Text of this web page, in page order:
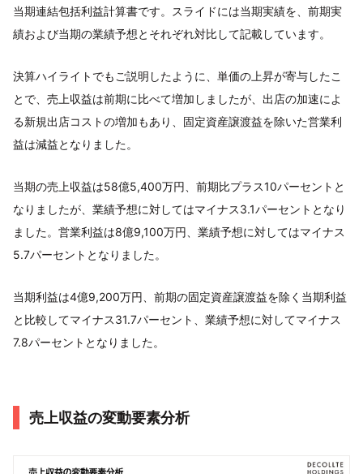
当期連結包括利益計算書です。スライドには当期実績を、前期実
績および当期の業績予想とそれぞれ対比して記載しています。
決算ハイライトでもご説明したように、単価の上昇が寄与したこ
とで、売上収益は前期に比べて増加しましたが、出店の加速によ
る新規出店コストの増加もあり、固定資産譲渡益を除いた営業利
益は減益となりました。
当期の売上収益は58億5,400万円、前期比プラス10パーセントと
なりましたが、業績予想に対してはマイナス3.1パーセントとなり
ました。営業利益は8億9,100万円、業績予想に対してはマイナス
5.7パーセントとなりました。
当期利益は4億9,200万円、前期の固定資産譲渡益を除く当期利益
と比較してマイナス31.7パーセント、業績予想に対してマイナス
7.8パーセントとなりました。
売上収益の変動要素分析